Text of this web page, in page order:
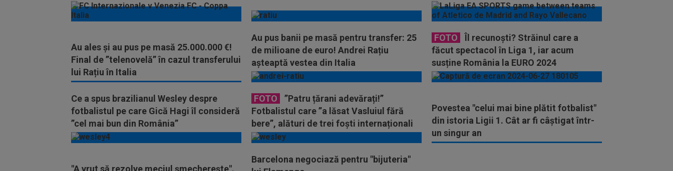
Au ales și au pus pe masă 25.000.000 €!
Final de ”telenovelă” în cazul transferului
lui Rațiu în Italia
Au pus banii pe masă pentru transfer: 25
de milioane de euro! Andrei Rațiu
așteaptă vestea din Italia
FOTO
Îl recunoști? Străinul care a
făcut spectacol în Liga 1, iar acum
susține România la EURO 2024
Ce a spus brazilianul Wesley despre
fotbalistul pe care Gică Hagi îl consideră
”cel mai bun din România”
FOTO
”Patru țărani adevărați!”
Fotbalistul care ”a lăsat Vasluiul fără
bere”, alături de trei foști internaționali
români
Povestea "celui mai bine plătit fotbalist"
din istoria Ligii 1. Cât ar fi câștigat într-
un singur an
"A vrut să rezolve meciul șmecherește".
Barcelona negociază pentru "bijuteria"